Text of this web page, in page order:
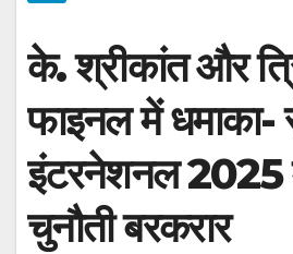
के. श्रीकांत और
फाइनल में धमाका-
इंटरनेशनल 2025
चुनौती बरकरार